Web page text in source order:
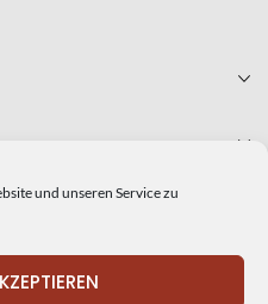
und unseren Service zu
DER ST.